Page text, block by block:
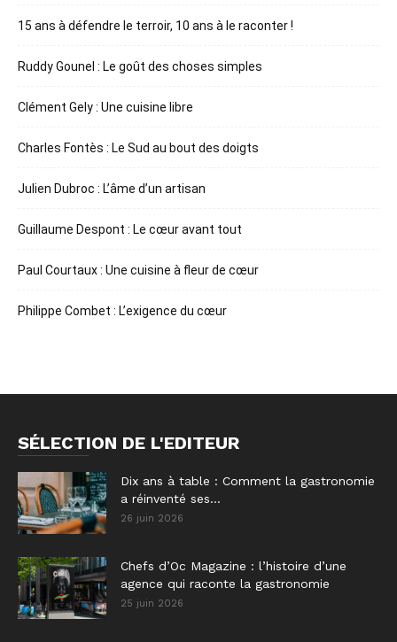
15 ans à défendre le terroir, 10 ans à le raconter !
Ruddy Gounel : Le goût des choses simples
Clément Gely : Une cuisine libre
Charles Fontès : Le Sud au bout des doigts
Julien Dubroc : L’âme d’un artisan
Guillaume Despont : Le cœur avant tout
Paul Courtaux : Une cuisine à fleur de cœur
Philippe Combet : L’exigence du cœur
SÉLECTION DE L'EDITEUR
Dix ans à table : Comment la gastronomie
a réinventé ses...
26 juin 2026
Chefs d’Oc Magazine : l’histoire d’une
agence qui raconte la gastronomie
25 juin 2026